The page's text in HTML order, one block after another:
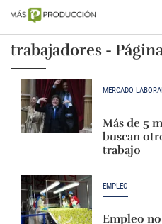
trabajadores -
MERCADO
Más de 5
buscan
trabajo
EMPLEO
Empleo